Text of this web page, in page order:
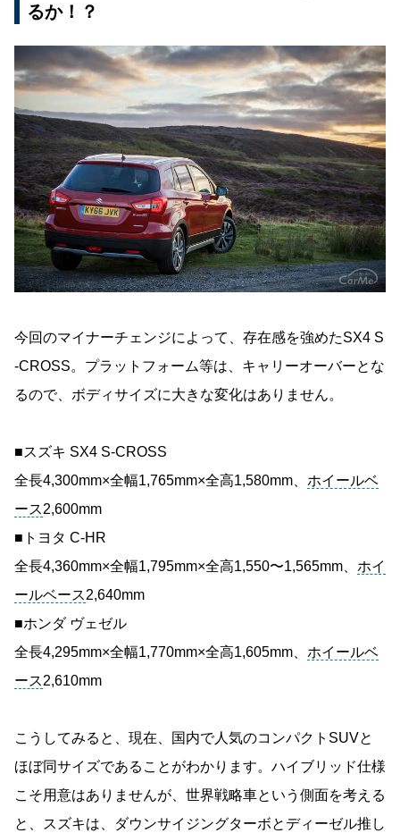
るか！？
今回のマイナーチェンジによって、存在感を強めたSX4 S
-CROSS。プラットフォーム等は、キャリーオーバーとな
るので、ボディサイズに大きな変化はありません。
■スズキ SX4 S-CROSS
全長4,300mm×全幅1,765mm×全高1,580mm、 ホイールベ
ース2,600mm
■トヨタ C-HR
全長4,360mm×全幅1,795mm×全高1,550〜1,565mm、 ホイ
ールベース2,640mm
■ホンダ ヴェゼル
全長4,295mm×全幅1,770mm×全高1,605mm、 ホイールベ
ース2,610mm
こうしてみると、現在、国内で人気のコンパクトSUVと
ほぼ同サイズであることがわかります。ハイブリッド仕様
こそ用意はありませんが、世界戦略車という側面を考える
と、スズキは、ダウンサイジングターボとディーゼル推し